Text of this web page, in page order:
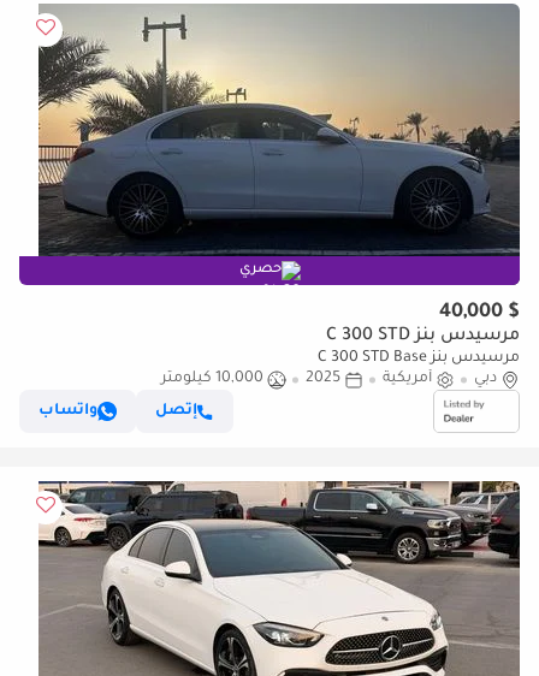
حصري
$ 40,000
مرسيدس بنز C 300 STD
مرسيدس بنز C 300 STD Base
دبي
أمريكية 2025
10,000 كيلومتر
إتصل
واتساب